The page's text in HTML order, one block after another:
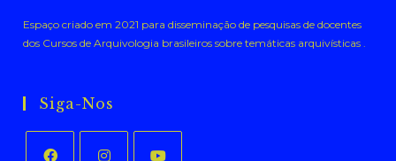
Espaço criado em 2021 para disseminação de pesquisas de docentes
dos Cursos de Arquivologia brasileiros sobre temáticas arquivísticas .
Siga-Nos